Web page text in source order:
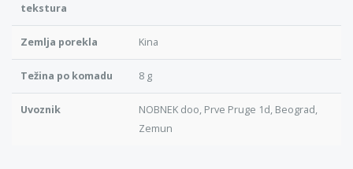
tekstura
Zemlja porekla Kina
Težina po komadu 8 g
Uvoznik
NOBNEK doo, Prve Pruge 1d, Beograd,
Zemun